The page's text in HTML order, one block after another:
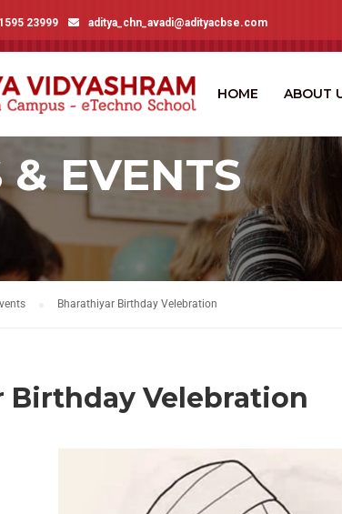
23999 aditya_chn_avadi@adityacbse.com
HOME ABOUT
EVENTS
Bharathiyar Birthday Velebration
Birthday Velebration